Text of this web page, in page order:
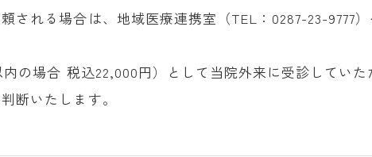
される場合は、地域医療連携室（TEL：0287-23-9777
の場合 税込22,000円）として当院外来に受診していた
断いたします。